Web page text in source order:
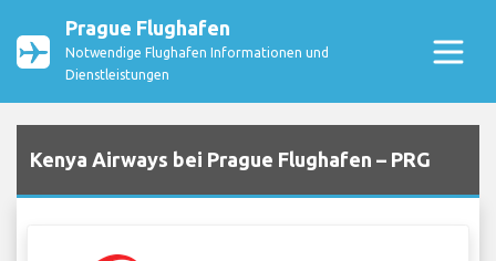
Prague Flughafen
Notwendige Flughafen Informationen und
Dienstleistungen
Kenya Airways bei Prague Flughafen – PRG